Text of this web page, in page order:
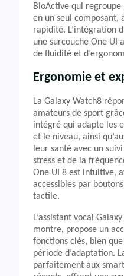
BioActive qui regroupe
en un seul composant,
rapidité. L’intégration
une surcouche One UI
de fluidité et
Ergonomie et
La Galaxy Watch8
amateurs de sport
intégré qui adapte les
et le niveau, ainsi
leur santé avec un
stress et de la
One UI 8 est intuitive,
accessibles par
tactile.
L’assistant vocal
montre, propose un
fonctions clés, bien
période d’adaptation.
parfaitement aux